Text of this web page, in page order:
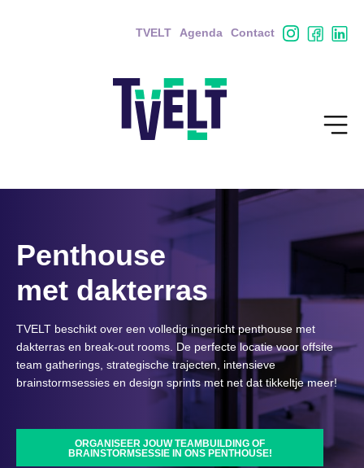
TVELT Agenda Contact
Penthouse
met dakterras
TVELT beschikt over een volledig ingericht penthouse met
dakterras en break-out rooms. De perfecte locatie voor offsite
team gatherings, strategische trajecten, intensieve
brainstormsessies en design sprints met net dat tikkeltje meer!
ORGANISEER JOUW TEAMBUILDING OF
BRAINSTORMSESSIE IN ONS PENTHOUSE!